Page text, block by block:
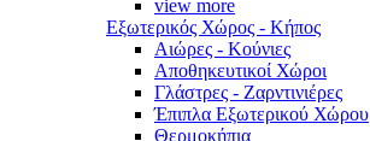
view more
Εξωτερικός Χώρος - Κήπος
Αιώρες - Κούνιες
Αποθηκευτικοί Χώροι
Γλάστρες - Ζαρντινιέρες
Έπιπλα Εξωτερικού Χώρου
Θερμοκήπια